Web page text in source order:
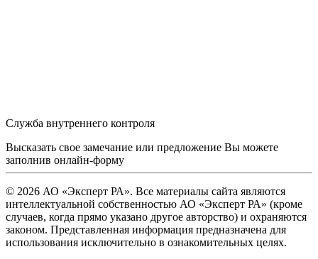
Служба внутреннего контроля
Высказать свое замечание или предложение Вы можете
заполнив онлайн-форму
© 2026 АО «Эксперт РА». Все материалы сайта являются
интеллектуальной собственностью АО «Эксперт РА» (кроме
случаев, когда прямо указано другое авторство) и охраняются
законом. Представленная информация предназначена для
использования исключительно в ознакомительных целях.